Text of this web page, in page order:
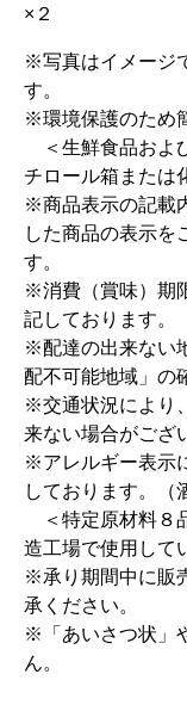
×２
※写真はイメージ
す。
※環境保護のため
＜生鮮食品およ
チロール箱または
※商品表示の記載
した商品の表示を
す。
※消費（賞味）期
記しております。
※配達の出来ない
配不可能地域」の
※交通状況により
来ない場合がござ
※アレルギー表示
しております。（
＜特定原材料８
造工場で使用して
※承り期間中に販
承ください。
※「あいさつ状」
ん。